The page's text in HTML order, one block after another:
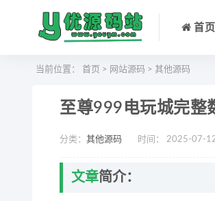
首页
当前位置： 首页 > 网站源码 > 其他源码
至尊999电玩城完整
分类： 其他源码 时间： 2025-07-
文章简介：